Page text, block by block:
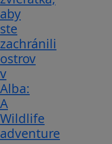
aby
ste
zachránili
ostrov
v
Alba:
A
Wildlife
adventure